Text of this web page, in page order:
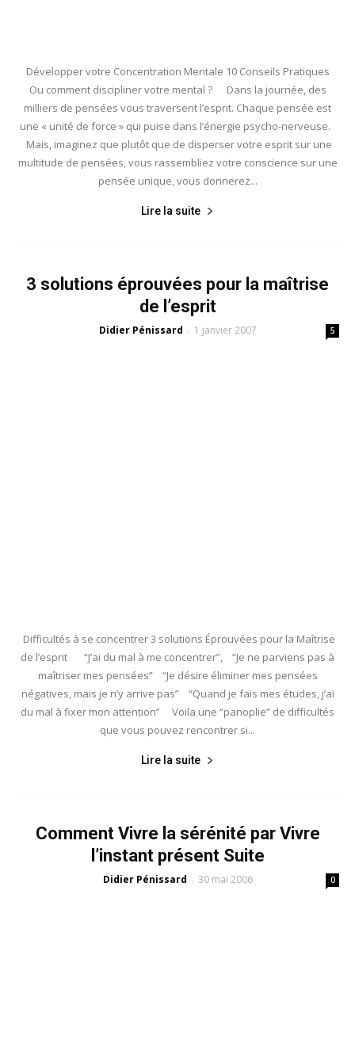
Développer votre Concentration Mentale 10 Conseils Pratiques
Ou comment discipliner votre mental ? Dans la journée, des
milliers de pensées vous traversent l’esprit. Chaque pensée est
une « unité de force » qui puise dans l’énergie psycho-nerveuse.
Mais, imaginez que plutôt que de disperser votre esprit sur une
multitude de pensées, vous rassembliez votre conscience sur une
pensée unique, vous donnerez...
Lire la suite
3 solutions éprouvées pour la maîtrise
de l’esprit
Didier Pénissard - 1 janvier 2007 5
Difficultés à se concentrer 3 solutions Éprouvées pour la Maîtrise
de l’esprit “J’ai du mal à me concentrer”, “Je ne parviens pas à
maîtriser mes pensées” “Je désire éliminer mes pensées
négatives, mais je n’y arrive pas” “Quand je fais mes études, j’ai
du mal à fixer mon attention” Voila une “panoplie” de difficultés
que vous pouvez rencontrer si...
Lire la suite
Comment Vivre la sérénité par Vivre
l’instant présent Suite
Didier Pénissard - 30 mai 2006 0